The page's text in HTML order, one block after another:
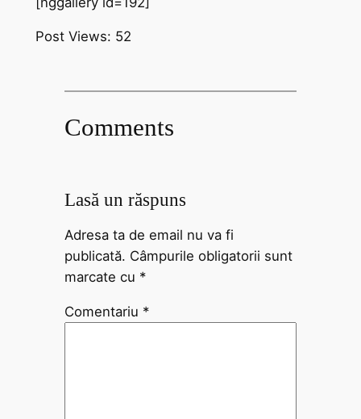
Post Views: 52
Comments
Lasă un răspuns
Adresa ta de email nu va fi
publicată. Câmpurile obligatorii sunt
marcate cu *
Comentariu *